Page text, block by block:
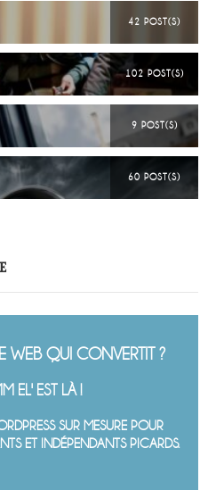
42 POST(S)
102 POST(S)
9 POST(S)
60 POST(S)
WEB QUI CONVERTIT ?
EL' EST LÀ !
SUR MESURE POUR
ET INDÉPENDANTS PICARDS.